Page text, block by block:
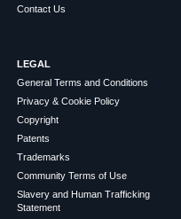
Contact Us
LEGAL
General Terms and Conditions
Privacy & Cookie Policy
Copyright
Patents
Trademarks
Community Terms of Use
Slavery and Human Trafficking
Statement